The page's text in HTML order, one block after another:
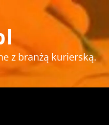
z branżą kurierską.